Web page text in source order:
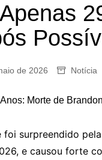
de 2026 Notícia
foi surpreendido
e causou forte